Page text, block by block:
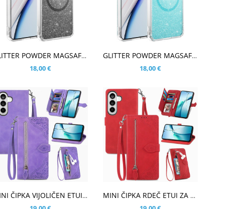
GLITTER POWDER MAGSAFE ČRN OVITEK ZA SAMSUNG GALAXY S26
18,00 €
GLITTER POWDER MAGSAFE MODER OVITEK ZA SAMSUNG GALAXY S26
18,00 €
V KOŠARICO
MINI ČIPKA VIJOLIČEN ETUI ZA SAMSUNG GALAXY S26
V KOŠARICO
MINI ČIPKA RDEČ ETUI ZA SAMSUNG GALAXY S26